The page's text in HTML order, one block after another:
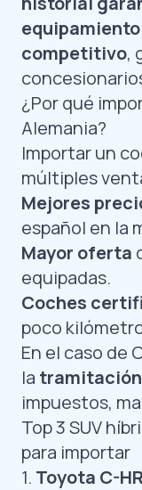
competitivo,
¿Por qué
Alemania?
Importar un
múltiples
Mejores
español en la
Mayor oferta
equipadas.
Coches
poco
En el caso de
la
impuestos,
Top 3 SUV
para importar
1. Toyota C-